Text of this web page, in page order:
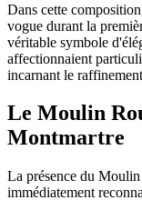
Dans cette
vogue durant la
véritable symbole
affectionnaient
incarnant le
Le Moulin
Montmartre
La présence du Moulin
immédiatement